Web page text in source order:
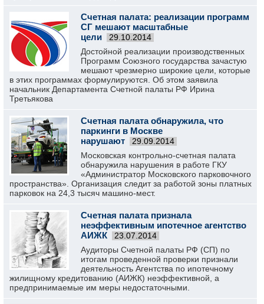
Счетная палата: реализации программ
СГ мешают масштабные
цели
29.10.2014
Достойной реализации производственных
Программ Союзного государства зачастую
мешают чрезмерно широкие цели, которые
в этих программах формулируются. Об этом заявила
начальник Департамента Счетной палаты РФ Ирина
Третьякова
Счетная палата обнаружила, что
паркинги в Москве
нарушают
29.09.2014
Московская контрольно-счетная палата
обнаружила нарушения в работе ГКУ
«Администратор Московского парковочного
пространства». Организация следит за работой зоны платных
парковок на 24,3 тысяч машино-мест.
Счетная палата признала
неэффективным ипотечное агентство
АИЖК
23.07.2014
Аудиторы Счетной палаты РФ (СП) по
итогам проведенной проверки признали
деятельность Агентства по ипотечному
жилищному кредитованию (АИЖК) неэффективной, а
предпринимаемые им меры недостаточными.